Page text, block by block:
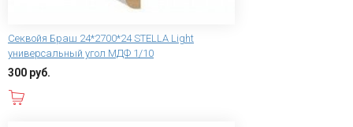
Секвойя Браш 24*2700*24 STELLA Light
универсальный угол МДФ 1/10
300 руб.